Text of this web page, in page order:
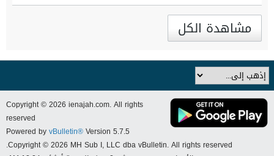
مشاهدة الكل
Copyright © 2026 ienajah.com. All rights
reserved
Powered byvBulletin®Version 5.7.5
Copyright © 2026 MH Sub I, LLC dba vBulletin. All rights reserved.